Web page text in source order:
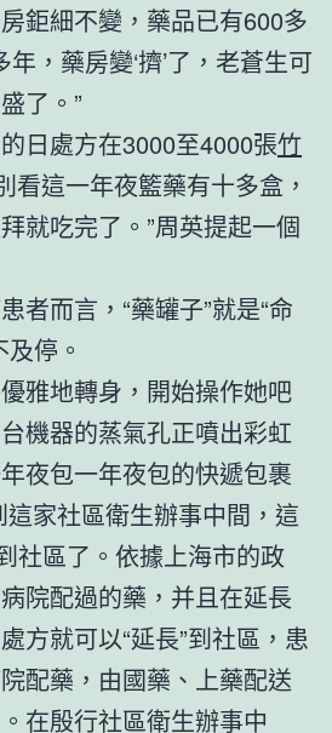
鉅細不變，藥品已有600多
年，藥房變‘擠’了，老蒼生可
了。”
日處方在3000至4000張竹
看這一年夜籃藥有十多盒，
就吃完了。”周英提起一個
者而言，“藥罐子”就是“命
停。
雅地轉身，開始操作她吧
機器的蒸氣孔正噴出彩虹
夜包一年夜包的快遞包裹
這家社區衛生辦事中間，這
社區了。依據上海市的政
院配過的藥，并且在延長
方就可以“延長”到社區，患
配藥，由國藥、上藥配送
在殷行社區衛生辦事中